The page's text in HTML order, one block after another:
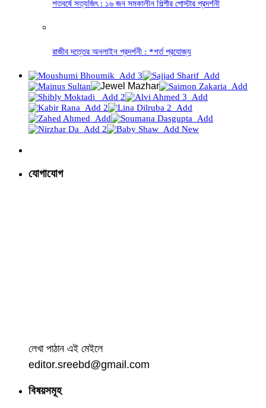
শতবর্ষে সত্যজিৎ : ১৬ জন সমকালীন শিল্পীর পোস্টার প্রদর্শনী
রাজীব দত্তের অনলাইন প্রদর্শনী : *শর্ত প্রযোজ্য
যোগাযোগ
লেখা পাঠান এই মেইলে
editor.sreebd@gmail.com
বিষয়সমূহ